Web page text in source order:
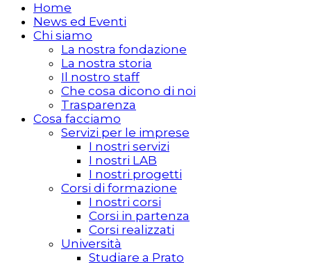
Home
News ed Eventi
Chi siamo
La nostra fondazione
La nostra storia
Il nostro staff
Che cosa dicono di noi
Trasparenza
Cosa facciamo
Servizi per le imprese
I nostri servizi
I nostri LAB
I nostri progetti
Corsi di formazione
I nostri corsi
Corsi in partenza
Corsi realizzati
Università
Studiare a Prato